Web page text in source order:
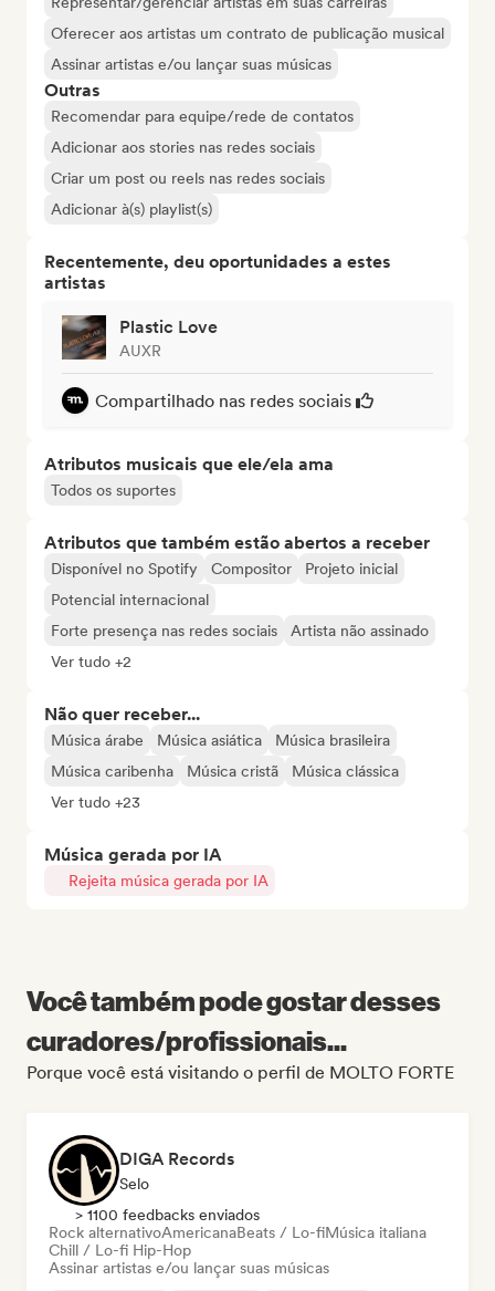
Oferecer aos artistas um contrato de publicação musical
Assinar artistas e/ou lançar suas músicas
Outras
Recomendar para equipe/rede de contatos
Adicionar aos stories nas redes sociais
Criar um post ou reels nas redes sociais
Adicionar à(s) playlist(s)
Recentemente, deu oportunidades a estes
artistas
Plastic Love
AUXR
Compartilhado nas redes sociais
Atributos musicais que ele/ela ama
Todos os suportes
Atributos que também estão abertos a receber
Disponível no Spotify Compositor
Projeto inicial
Potencial internacional
Forte presença nas redes sociais
Artista não assinado
Ver tudo +2
Não quer receber...
Música árabe Música asiática
Música brasileira
Música caribenha
Música cristã
Música clássica
Ver tudo +23
Música gerada por IA
Rejeita música gerada por IA
Você também pode gostar desses
curadores/profissionais...
Porque você está visitando o perfil de MOLTO FORTE
DIGA Records
Selo
> 1100 feedbacks enviados
Rock alternativoAmericanaBeats / Lo-fiMúsica italiana
Chill / Lo-fi Hip-Hop
Assinar artistas e/ou lançar suas músicas